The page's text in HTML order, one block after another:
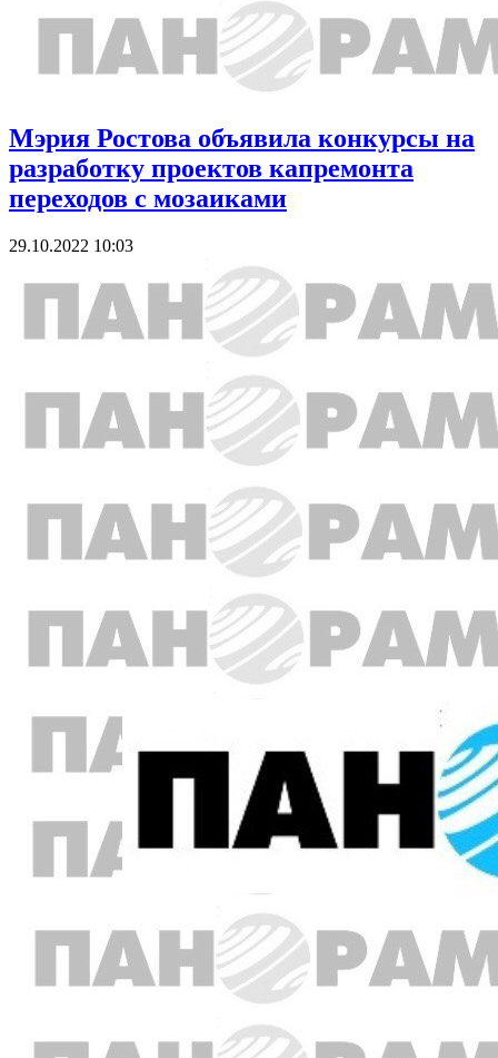
Мэрия Ростова объявила конкурсы на
разработку проектов капремонта
переходов с мозаиками
29.10.2022 10:03